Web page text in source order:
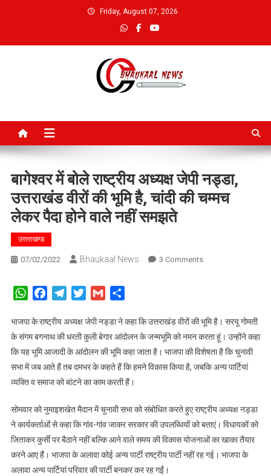
Friday, August 07, 2026
बागेश्वर में बोले राष्ट्रीय अध्यक्ष जेपी नड्डा,
उत्तराखंड वीरों की भूमि है, चांदी की चम्मच
लेकर पैदा होने वाले नहीं समझते
उत्तराखण्ड
07/02/2022 Bhaukaal News 3 CommentsOn
राष्ट्रीय
अध्यक्ष
जेपी
नड्डा,
उत्तराखंड
भूमि
है,
चांदी
की
WhatsAppFacebookTelegramTwitterGmail
भाजपा के राष्ट्रीय अध्यक्ष जेपी नड्डा ने कहा कि उत्तराखंड वीरों की भूमि है। सरयू गोमती
के संगम बगनाथ की धरती कुली बेगार आंदोलन के जन्मभूमि को नमन करता हूं। उन्होंने कहा
कि यह भूमि आजादी के आंदोलन की भूमि कहा जाता है। भाजपा की विशेषता है कि चुनावी
सभा में जब आते हैं तब दमभर के कहते हैं कि हमने विकास किया है, जबकि अन्य पार्टियां
व्यक्ति व समाज को बांटने का काम करती हैं।
सोमवार को नुमाइशखेत मैदान में चुनावी सभा को संबोधित करते हुए राष्ट्रीय अध्यक्ष नड्डा
ने कार्यकर्ताओं से कहा कि गांव-गांव जाकर सरकार की उपलब्धियों को बताएं। विधायकों को
जिताकर कुर्सी पर बैठाने नहीं बल्कि आने वाले समय की विकास योजनाओं का खाका तैयार
करने आए हैं। भाजपा के अलावा कोई अन्य पार्टी राष्ट्रीय पार्टी नहीं रह गई। भाजपा के
अलावा अन्य पार्टियां परिवार की पार्टी बनकर कर रह गईं।